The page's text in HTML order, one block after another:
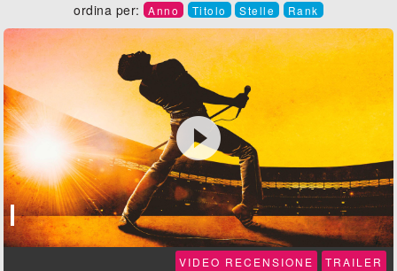
ordina per: Anno Titolo Stelle Rank

VIDEO RECENSIONE TRAILER